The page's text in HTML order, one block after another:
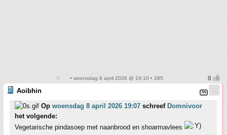
• woensdag 8 april 2026 @ 19:10 • 285
Aoibhin
Op woensdag 8 april 2026 19:07 schreef Domnivoor
het volgende:
Vegetarische pindasoep met naanbrood en shoarmavlees